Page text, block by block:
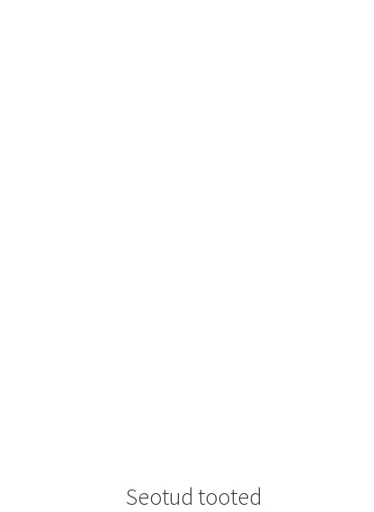
Seotud tooted